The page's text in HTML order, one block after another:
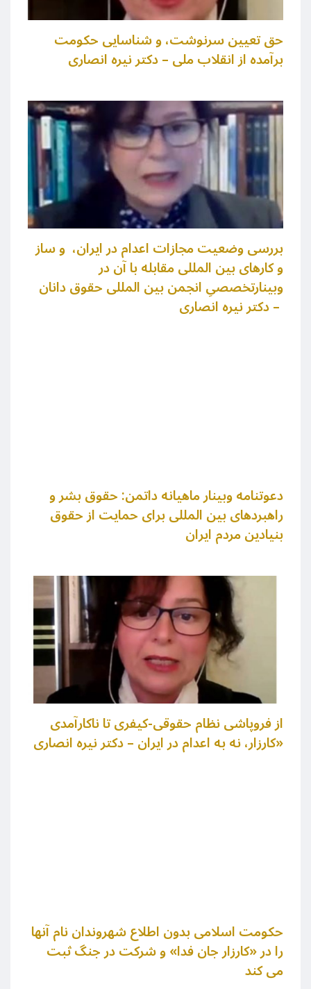
حق تعیین سرنوشت، و شناسایی حکومت
برآمده از انقلاب ملی – دکتر نیره انصاری
بررسی وضعیت مجازات اعدام در ایران، و ساز
و کارهای بین المللی مقابله با آن در
وبینارتخصصیِ انجمن بین المللی حقوق دانان
– دکتر نیره انصاری
دعوتنامه وبینار ماهیانه داتمن: حقوق بشر و
راهبردهای بین المللی برای حمایت از حقوق
بنیادین مردم ایران
از فروپاشی نظام حقوقی-کیفری تا ناکارآمدی
«کارزار، نه به اعدام در ایران – دکتر نیره انصاری
حکومت اسلامی بدون اطلاع شهروندان نام آنها
را در «کارزار جان فدا» و شرکت در جنگ ثبت
می کند